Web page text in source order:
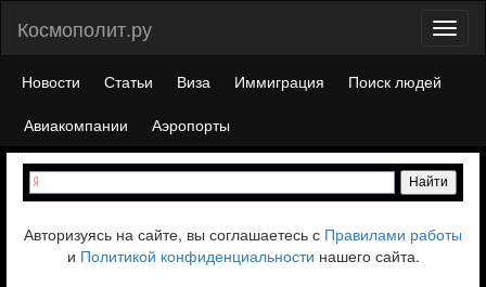
Космополит.ру
Новости Статьи Виза Иммиграция
Поиск людей
Авиакомпании
Аэропорты
Авторизуясь на сайте, вы соглашаетесь с Правилами работы
и Политикой конфиденциальности нашего сайта.